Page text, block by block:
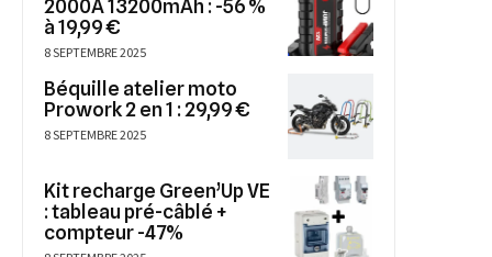
2000A 13200mAh : -56 %
à 19,99 €
8 SEPTEMBRE 2025
Béquille atelier moto
Prowork 2 en 1 : 29,99 €
8 SEPTEMBRE 2025
Kit recharge Green’Up VE
: tableau pré-câblé +
compteur -47%